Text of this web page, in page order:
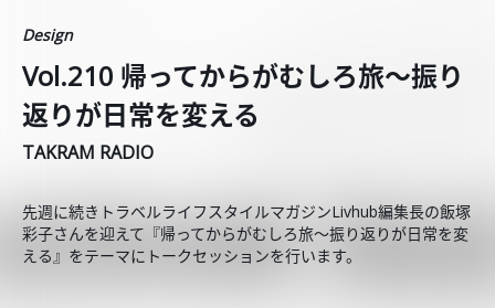
Design
Vol.210 帰ってからがむしろ旅〜振り
返りが日常を変える
TAKRAM RADIO
先週に続きトラベルライフスタイルマガジンLivhub編集長の飯塚
彩子さんを迎えて『帰ってからがむしろ旅〜振り返りが日常を変
える』をテーマにトークセッションを行います。